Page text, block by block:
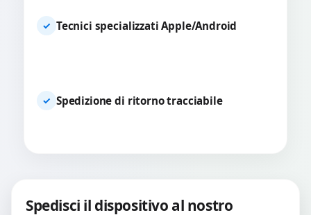
✓ Tecnici specializzati Apple/Android
✓ Spedizione di ritorno tracciabile
Spedisci il dispositivo al nostro